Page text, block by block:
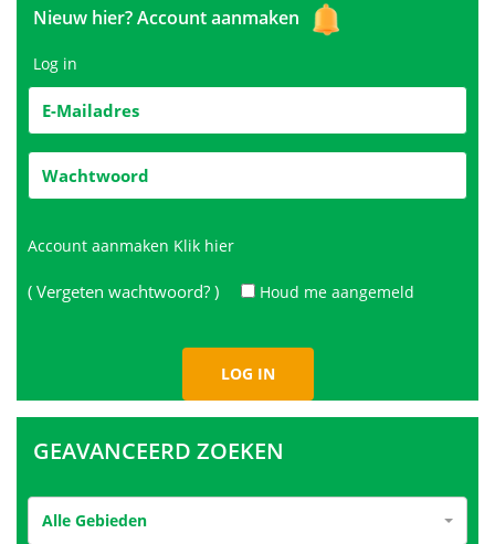
Nieuw hier?Account aanmaken
Log in
Account aanmaken Klik hier
( Vergeten wachtwoord? ) Houd me aangemeld
GEAVANCEERD ZOEKEN
Alle Gebieden